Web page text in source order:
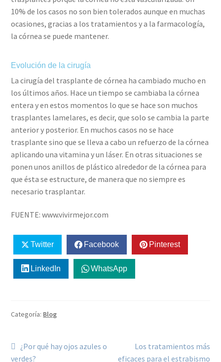
10% de los casos no son bien tolerados aunque en muchas
ocasiones, gracias a los tratamientos y a la farmacología,
la córnea se puede mantener.
Evolución de la cirugía
La cirugía del trasplante de córnea ha cambiado mucho en
los últimos años. Hace un tiempo se cambiaba la córnea
entera y en estos momentos lo que se hace son muchos
trasplantes lamelares, es decir, que solo se cambia la parte
anterior y posterior. En muchos casos no se hace
trasplante sino que se lleva a cabo un refuerzo de la córnea
aplicando una vitamina y un láser. En otras situaciones se
ponen unos anillos de plástico alrededor de la córnea para
que ésta se estructure, de manera que no siempre es
necesario trasplantar.
FUENTE: www.vivirmejor.com
Twitter Facebook Pinterest
LinkedIn WhatsApp
Categoría: Blog
¿Por qué hay ojos azules o
verdes?
Los tratamientos más
eficaces para el estrabismo